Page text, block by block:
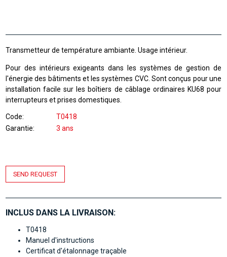
Transmetteur de température ambiante. Usage intérieur.
Pour des intérieurs exigeants dans les systèmes de gestion de
l'énergie des bâtiments et les systèmes CVC. Sont conçus pour une
installation facile sur les boîtiers de câblage ordinaires KU68 pour
interrupteurs et prises domestiques.
Code
T0418
Garantie
3 ans
SEND REQUEST
INCLUS DANS LA LIVRAISON:
T0418
Manuel d'instructions
Certificat d'étalonnage traçable